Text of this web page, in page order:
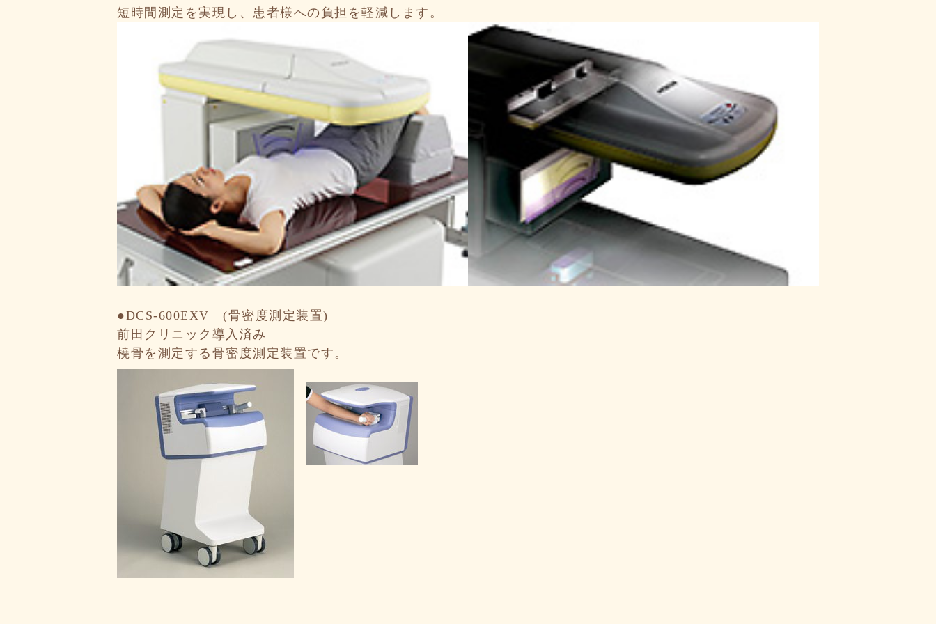
短時間測定を実現し、患者様への負担を軽減します。
●DCS-600EXV (骨密度測定装置)
前田クリニック導入済み
橈骨を測定する骨密度測定装置です。